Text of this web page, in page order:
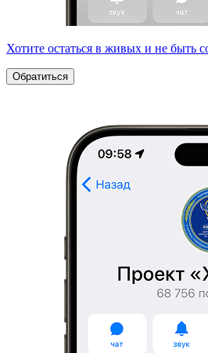
Хотите остаться в живых и не быть
Обратиться